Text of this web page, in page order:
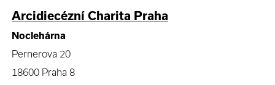
Arcidiecézní Charita Praha
Noclehárna
Pernerova 20
18600 Praha 8